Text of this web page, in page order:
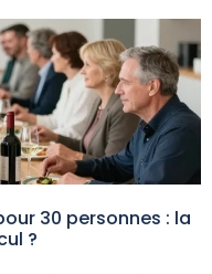
30 personnes : la
?